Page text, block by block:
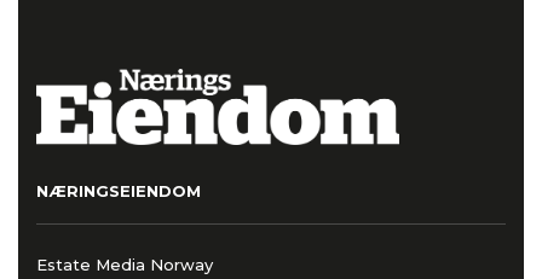
NÆRINGSEIENDOM
Estate Media Norway